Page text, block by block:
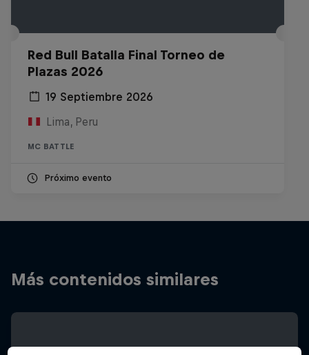
Red Bull Batalla Final Torneo de
Plazas 2026
19 Septiembre 2026
Lima, Peru
MC BATTLE
Próximo evento
Más contenidos similares